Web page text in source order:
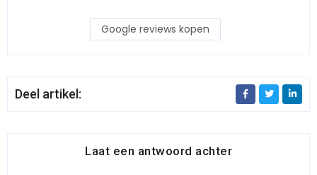
Google reviews kopen
Deel artikel:
Laat een antwoord achter